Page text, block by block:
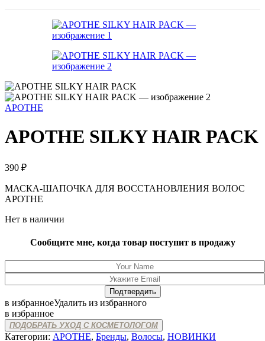
APOTHE
APOTHE SILKY HAIR PACK
390 ₽
МАСКА-ШАПОЧКА ДЛЯ ВОССТАНОВЛЕНИЯ ВОЛОС
APOTHE
Нет в наличии
Сообщите мне, когда товар поступит в продажу
в избранноеУдалить из избранного
в избранное
ПОДОБРАТЬ УХОД С КОСМЕТОЛОГОМ
Категории: APOTHE, Бренды, Волосы, НОВИНКИ